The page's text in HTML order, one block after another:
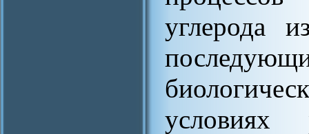
углерода
условиях